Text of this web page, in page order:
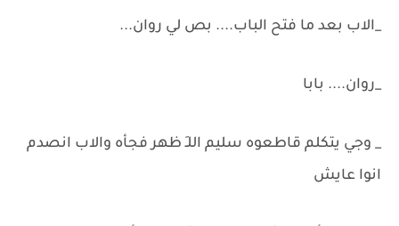
_الاب بعد ما فتح الباب.... بص لي روان...
_روان.... بابا
_ وجي يتكلم قاطعوه سليم اللـِ ظهر فجأه والاب انصدم
انوا عايش